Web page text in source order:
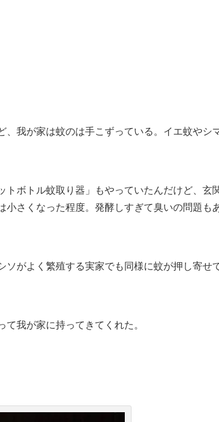
、我が家は蚊のは手こずっている。イエ蚊やシ
ボトル蚊取り器」もやっていたんだけど、玄
小さくなった程度。発酵しすぎて臭いの問題も
がよく繁殖する実家でも同様に蚊が押し寄せ
我が家に持ってきてくれた。